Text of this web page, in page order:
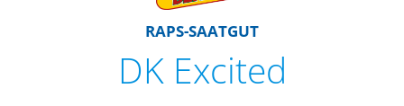
RAPS-SAATGUT
DK Excited